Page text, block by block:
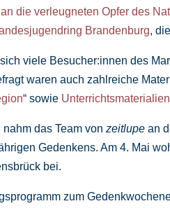
die verleugneten Opfer des
Brandenburg,
viele Besucher:innen des
waren auch zahlreiche
“ sowie
nahm das Team vonzeitlupe an
Gedenkens. Am 4. Mai
bei.
zum